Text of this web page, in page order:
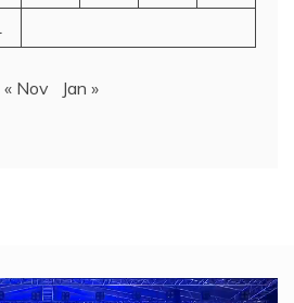
« Nov Jan »